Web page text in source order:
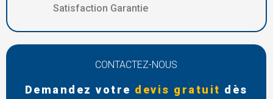
Satisfaction Garantie
CONTACTEZ-NOUS
Demandez votre devis gratuit dès